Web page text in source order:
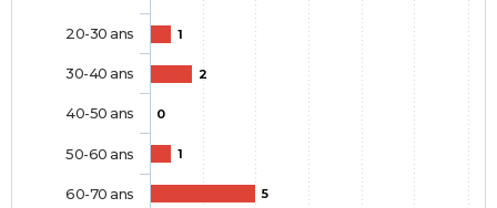
1
2
0
1
5
20-30 ans
30-40 ans
40-50 ans
50-60 ans
60-70 ans